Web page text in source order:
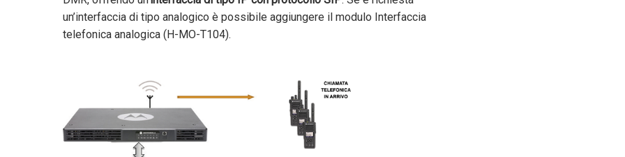
un’interfaccia di tipo analogico è possibile aggiungere il modulo Interfaccia
telefonica analogica (H-MO-T104).